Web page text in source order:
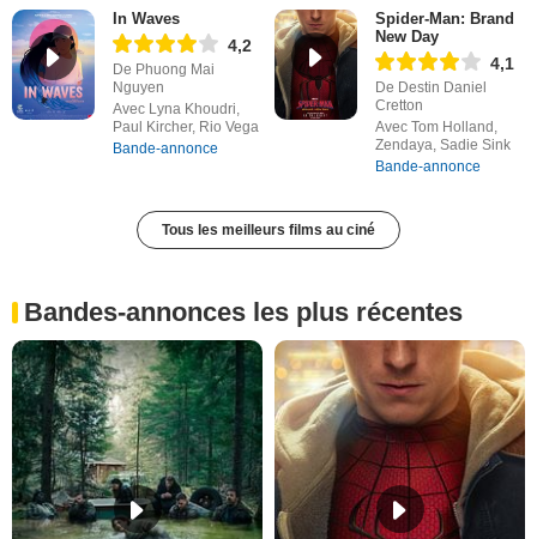
In Waves
4,2
De Phuong Mai
Nguyen
Avec Lyna Khoudri,
Paul Kircher, Rio Vega
Bande-annonce
Spider-Man: Brand
New Day
4,1
De Destin Daniel
Cretton
Avec Tom Holland,
Zendaya, Sadie Sink
Bande-annonce
Tous les meilleurs films au ciné
Bandes-annonces les plus récentes